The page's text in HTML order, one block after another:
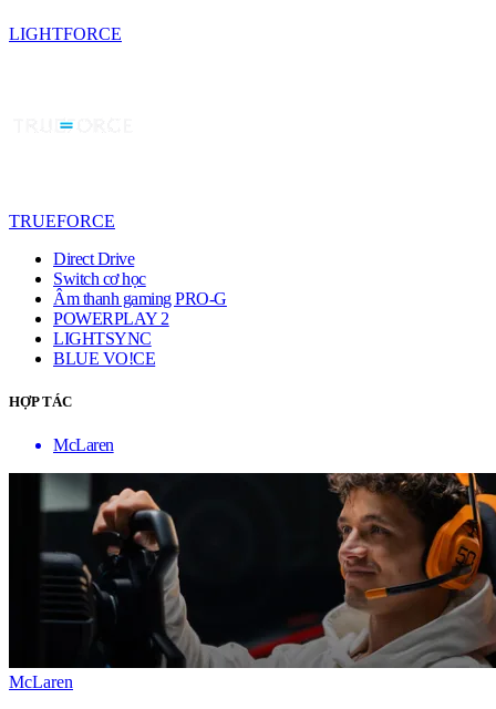
LIGHTFORCE
TRUEFORCE
Direct Drive
Switch cơ học
Âm thanh gaming PRO-G
POWERPLAY 2
LIGHTSYNC
BLUE VO!CE
HỢP TÁC
McLaren
McLaren